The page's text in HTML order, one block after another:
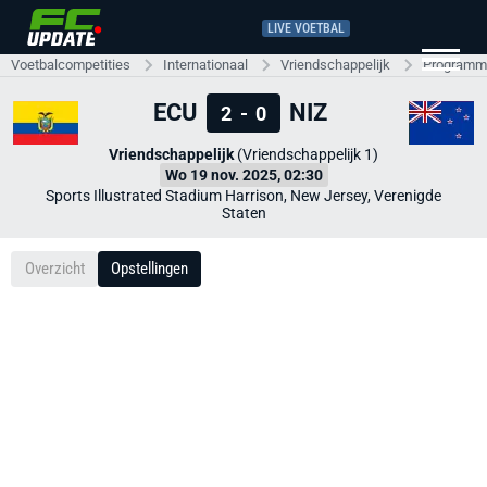
LIVE VOETBAL
Voetbalcompetities Internationaal Vriendschappelijk
ECU 2 - 0 NIZ
Vriendschappelijk (Vriendschappelijk 1)
Wo 19 nov. 2025, 02:30
Sports Illustrated Stadium Harrison, New Jersey, Verenigde
Staten
Overzicht Opstellingen